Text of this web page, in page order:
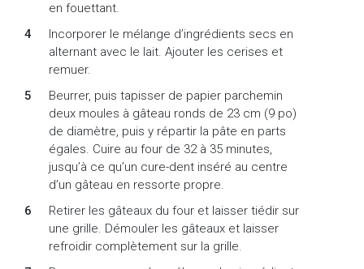
en fouettant.
Incorporer le mélange d’ingrédients secs en
alternant avec le lait. Ajouter les cerises et
remuer.
Beurrer, puis tapisser de papier parchemin
deux moules à gâteau ronds de 23 cm (9 po)
de diamètre, puis y répartir la pâte en parts
égales. Cuire au four de 32 à 35 minutes,
jusqu’à ce qu’un cure-dent inséré au centre
d’un gâteau en ressorte propre.
Retirer les gâteaux du four et laisser tiédir sur
une grille. Démouler les gâteaux et laisser
refroidir complètement sur la grille.